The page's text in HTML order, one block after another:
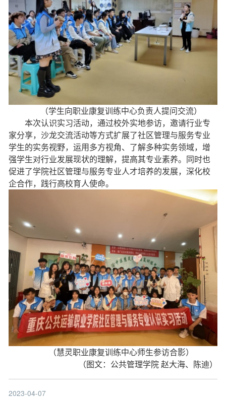
（学生向职业康复训练中心负责人提问交流）
本次认识实习活动，通过校外实地参访，邀请行业专
家分享，沙龙交流活动等方式扩展了社区管理与服务专业
学生的实务视野，运用多方视角、了解多种实务领域，增
强学生对行业发展现状的理解，提高其专业素养。同时也
促进了学院社区管理与服务专业人才培养的发展，深化校
企合作，践行高校育人使命。
（慧灵职业康复训练中心师生参访合影）
（图文：公共管理学院 赵大海、陈迪）
2023-04-07